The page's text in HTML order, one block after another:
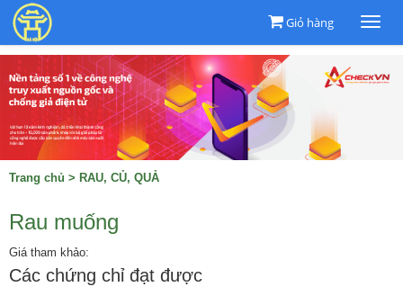
Giỏ hàng
Trang chủ > RAU, CỦ, QUẢ
Rau muống
Giá tham khảo:
Các chứng chỉ đạt được